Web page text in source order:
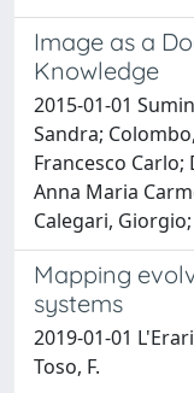
Image as a
Knowledge
2015-01-01
Sandra;
Francesco
Anna Maria
Calegari,
Mapping
systems
2019-01-01
Toso, F.